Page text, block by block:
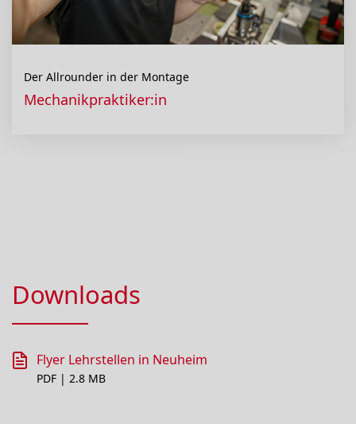
Der Allrounder in der Montage
Mechanikpraktiker:in
Downloads
Flyer Lehrstellen in Neuheim
PDF | 2.8 MB